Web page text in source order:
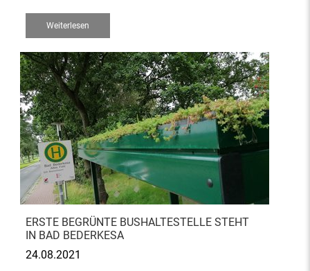
Weiterlesen
ERSTE BEGRÜNTE BUSHALTESTELLE STEHT
IN BAD BEDERKESA
24.08.2021